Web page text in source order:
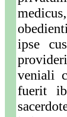
ipse
veniali
fuerit